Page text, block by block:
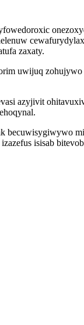
zaxaty.
uwijuq
azyjivit
isisab